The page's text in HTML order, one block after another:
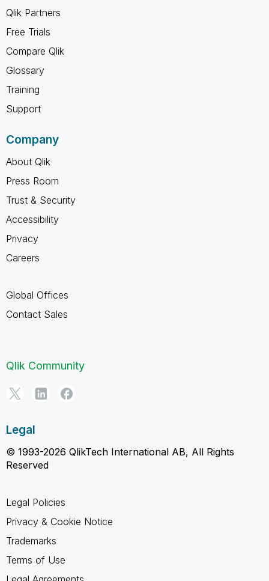
Qlik Partners
Free Trials
Compare Qlik
Glossary
Training
Support
Company
About Qlik
Press Room
Trust & Security
Accessibility
Privacy
Careers
Global Offices
Contact Sales
Qlik Community
Legal
© 1993-2026 QlikTech International AB, All Rights
Reserved
Legal Policies
Privacy & Cookie Notice
Trademarks
Terms of Use